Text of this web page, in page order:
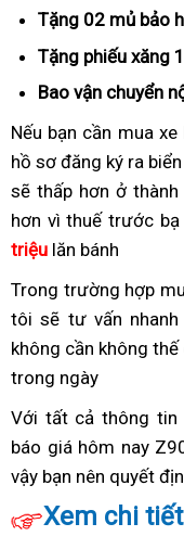
quyền
phân
phối
tại
Việt
Nam
Tặng 02 mủ bảo
Tặng phiếu xăng
Bao vận chuyển
Nếu bạn cần mua
hồ sơ đăng ký ra biển
sẽ thấp hơn ở thành
hơn vì thuế trước bạ
triệu lăn bánh
Trong trường hợp giá
lẻ
xe
tôi sẽ tư vấn nhanh
không cần không thế
trong ngày
phối
Với tất cả thông tin
báo giá hôm nay
vậy bạn nên giá
Kawasaki
quyết
Xem chi